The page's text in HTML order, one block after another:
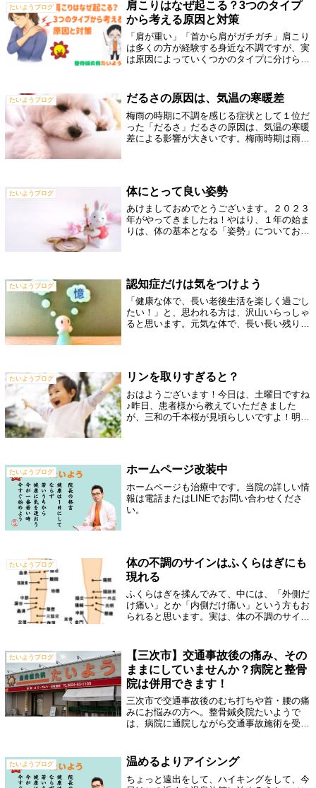
たいようブログ
肩こりはなぜ起こる？3つのタイプ
から考える原因と対策
「肩が重い」「首から肩がガチガチ」肩こり
は多くの方が経験する身近な不調ですが、実
は原因によっていくつかのタイプに分けられ
す。① 症候性肩こりこれは、他の病気が
原...
たいようブログ だるさの原因は、気温の寒暖差
梅雨の時期に不調を感じる症状として１位だ
った「だるさ」だるさの原因は、気温の寒暖
差による影響が大きいです。梅雨時期は雨が
は...
たいようブログ 体にとって良い姿勢
あけましておめでとうございます。２０２３
年がやってきましたね！やはり、１年の始ま
りは、体の基本となる「姿勢」についてお送
勢...
たいようブログ 認知症だけは気をつけよう
「健康な体で、長い老後生活を楽しく過ごし
たい！」と、思われる方は、沢山いらっしゃ
ると思います。元気な体で、長い長い残りの
で...
たいようブログ リンを取りすぎると？
おはようございます！今日は、土曜日ですね
♪昨日、患者様から教えていただきました
が、三和の千本桜が見頃らしいですよ！明日
たいようブログ ホームページ改装中
ホームページも治療中です。当院の詳しい情
報は電話またはLINEでお問い合わせくださ
い。
たいようブログ
体の不調のサインはふくらはぎにも
現れる
ふくらはぎを揉んでみて、中には、「外側だ
け痛い」とか「内側だけ痛い」という方もお
られると思います。実は、体の不調のサイン
あります。そのツボをつないでいる経絡（け
い...
たいようブログ
【三次市】交通事故後の痛み、その
ままにしていませんか？病院と整骨
院は併用できます！
三次市で交通事故後のむち打ちや首・腰の痛
みにお悩みの方へ。整骨鍼灸院たいようで
は、病院に通院しながら交通事故施術を受け
たいようブログ 温めるよりアイシング
ちょっと遠出をして、ハイキングをして、今